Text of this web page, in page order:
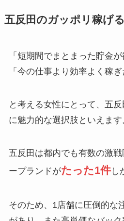
五反田のガッポリ稼げ
「短期間でまとまった貯金が
「今の仕事より効率よく稼ぎ
と考える女性にとって、五
に魅力的な選択肢といえます
五反田は都内でも有数の激
ープランドがたった1件し
そのため、1店舗に圧倒的な